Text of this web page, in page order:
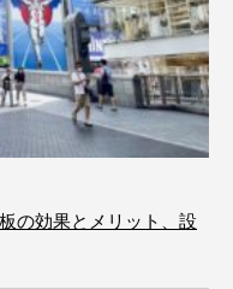
の効果とメリット、設